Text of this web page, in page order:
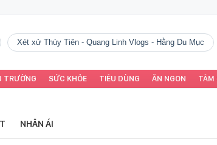
Xét xử Thùy Tiên - Quang Linh Vlogs - Hằng Du Mục
TRƯỜNG SỨC KHỎE TIÊU DÙNG ĂN NGON TÂM
NHÂN ÁI